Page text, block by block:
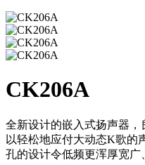
CK206A
全新设计的嵌入式扬声器
以轻松地应付大动态K歌的
孔的设计令低频更浑厚宽广